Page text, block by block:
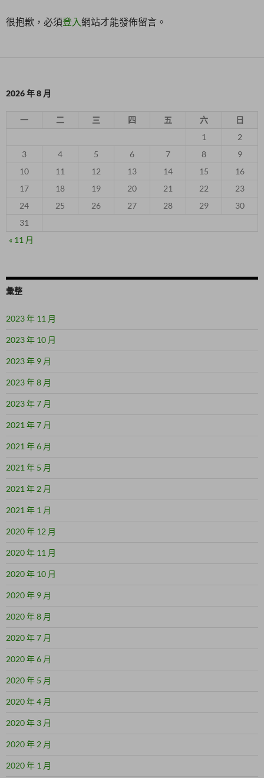
很抱歉，必須登入網站才能發佈留言。
2026 年 8 月
一 二 三 四 五 六
日
1
2
3
4 5 6 7 8
9
10
11 12 13 14 15
16
17
18 19 20 21 22
23
24
25 26 27 28 29
30
31
« 11 月
彙整
2023 年 11 月
2023 年 10 月
2023 年 9 月
2023 年 8 月
2023 年 7 月
2021 年 7 月
2021 年 6 月
2021 年 5 月
2021 年 2 月
2021 年 1 月
2020 年 12 月
2020 年 11 月
2020 年 10 月
2020 年 9 月
2020 年 8 月
2020 年 7 月
2020 年 6 月
2020 年 5 月
2020 年 4 月
2020 年 3 月
2020 年 2 月
2020 年 1 月